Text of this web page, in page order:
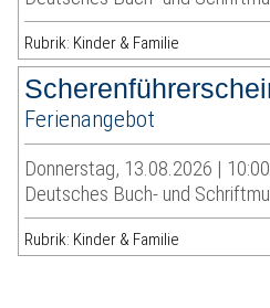
Rubrik: Kinder & Familie
Ferienangebot
Donnerstag, 13.08.2026 |
Deutsches Buch- und
Rubrik: Kinder & Familie